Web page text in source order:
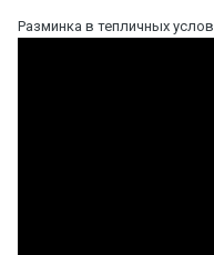
Разминка в тепличных